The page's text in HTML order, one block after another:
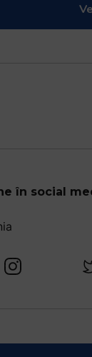
în social